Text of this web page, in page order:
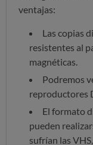
ventajas:
Las copias
resistentes al
magnéticas.
Podremos
reproductores
El formato
pueden
sufrían las